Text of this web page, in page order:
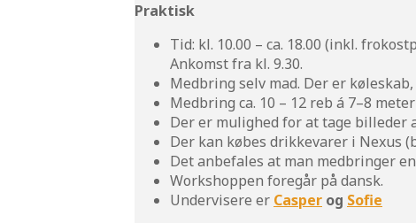
Praktisk
Tid: kl. 10.00 – ca. 18.00 (inkl.
Ankomst fra kl. 9.30.
Medbring selv mad. Der er
Medbring ca. 10 – 12 reb á 7–8
Der er mulighed for at tage billeder
Der kan købes drikkevarer i Nexus
Det anbefales at man medbringer
Workshoppen foregår på dansk.
Undervisere er Casper og Sofie